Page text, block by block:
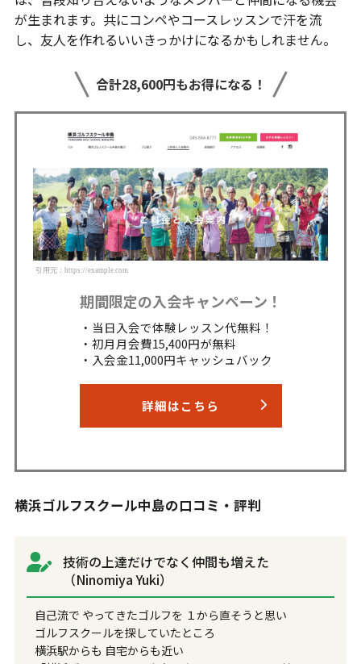
が生まれます。共にコンペやコースレッスンで汗を流
し、友人を作れるいいきっかけになるかもしれません。
合計28,600円もお得になる！
引用元：https://example.com
期間限定の入会キャンペーン！
・当日入会で体験レッスン代無料！
・初月月会費15,400円が無料
・入会金11,000円キャッシュバック
詳細はこちら
横浜ゴルフスクール中島の口コミ・評判
技術の上達だけでなく仲間も増えた
（Ninomiya Yuki）
自己流で やってきたゴルフを １から直そうと思い
ゴルフスクールを探していたところ
横浜駅からも 自宅からも近い